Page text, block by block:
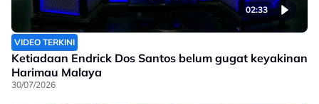
02:33
VIDEO TERKINI
Ketiadaan Endrick Dos Santos belum gugat keyakinan
Harimau Malaya
30/07/2026